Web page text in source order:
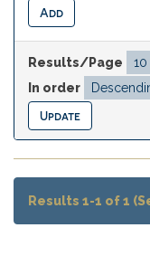
Results/Page
In order
Results 1-1 of 1